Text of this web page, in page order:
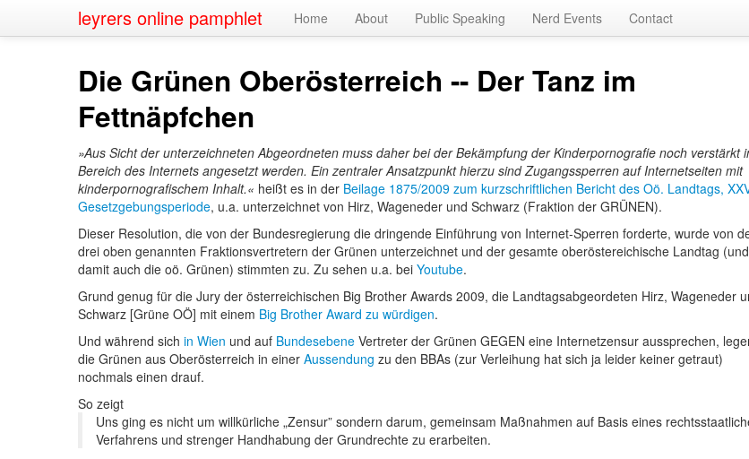
leyrers online pamphlet Home About Public Speaking Nerd Events Contact
Die Grünen Oberösterreich -- Der Tanz im
Fettnäpfchen
Aus Sicht der unterzeichneten Abgeordneten muss daher bei der Bekämpfung der Kinderpornografie noch verstärkt
Bereich des Internets angesetzt werden. Ein zentraler Ansatzpunkt hierzu sind Zugangssperren auf Internetseiten mit
kinderpornografischem Inhalt.
heißt es in der Beilage 1875/2009 zum kurzschriftlichen Bericht des Oö. Landtags,
Gesetzgebungsperiode, u.a. unterzeichnet von Hirz, Wageneder und Schwarz (Fraktion der GRÜNEN).
Dieser Resolution, die von der Bundesregierung die dringende Einführung von Internet-Sperren forderte, wurde von
drei oben genannten Fraktionsvertretern der Grünen unterzeichnet und der gesamte oberöstereichische Landtag (und
damit auch die oö. Grünen) stimmten zu. Zu sehen u.a. bei Youtube.
Grund genug für die Jury der österreichischen Big Brother Awards 2009, die Landtagsabgeordeten Hirz, Wageneder
Schwarz [Grüne OÖ] mit einem Big Brother Award zu würdigen.
Und während sich in Wien und auf Bundesebene Vertreter der Grünen GEGEN eine Internetzensur aussprechen,
die Grünen aus Oberösterreich in einer Aussendung zu den BBAs (zur Verleihung hat sich ja leider keiner getraut)
nochmals einen drauf.
So zeigt
Uns ging es nicht um willkürliche „Zensur” sondern darum, gemeinsam Maßnahmen auf Basis eines
Verfahrens und strenger Handhabung der Grundrechte zu erarbeiten.